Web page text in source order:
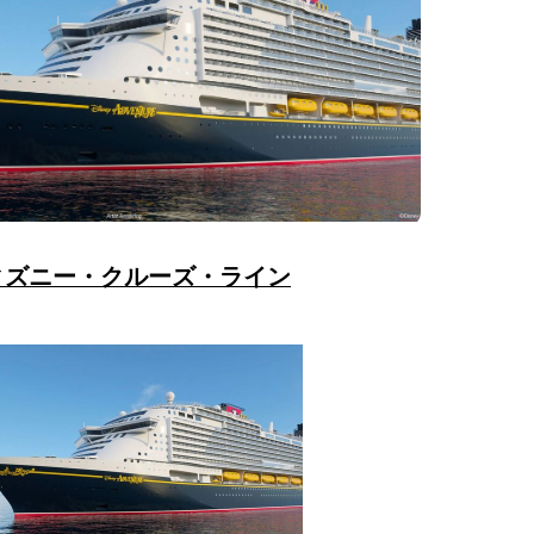
ニー・クルーズ・ライン